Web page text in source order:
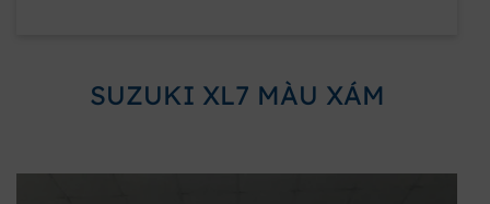
SUZUKI XL7 MÀU XÁM